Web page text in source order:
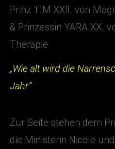
Prinz TIM XXII. von
& Prinzessin YARA XX.
Therapie
„Wie alt wird die
Jahr“
Zur Seite stehen dem
die Ministerin Nicole